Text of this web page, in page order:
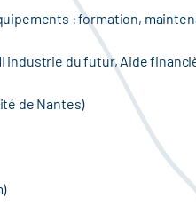
: formation,
du futur, Aide
de Nantes)